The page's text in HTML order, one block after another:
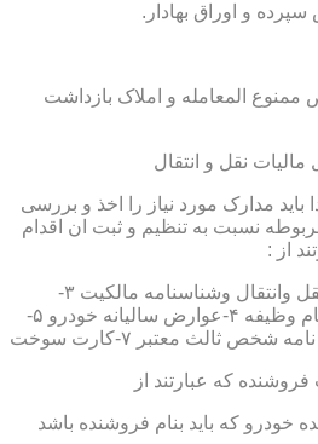
ممنوع المعامله و املاک بازداشت
نقل و انتقال
باید مدارک مورد نیاز را اخذ و بررسی
نسبت به تنظیم و ثبت ان اقدام
از :
۱-مدارک مالکیت ۲-تائیدیه نقل وانتقال وشناسنامه مالکیت ۳-
مدارک هویتی وشخصی ونظام وظیفه ۴-عوارض سالیانه خودرو ۵-
خودرو که باید بنام فروشنده باشد